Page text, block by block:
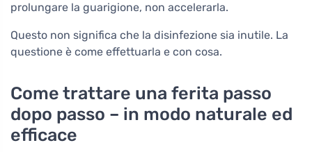
prolungare la guarigione, non accelerarla.
Questo non significa che la disinfezione sia inutile. La
questione è come effettuarla e con cosa.
Come trattare una ferita passo
dopo passo – in modo naturale ed
efficace